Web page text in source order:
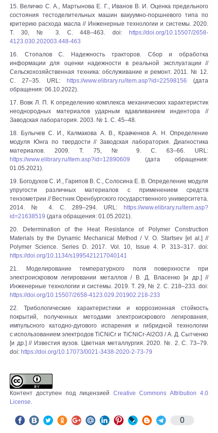
15. Величко С. А., Мартынова Е. Г., Иванов В. И. Оценка предельного
состояния тестоделительных машин вакуумно-поршневого типа по
критерию расхода масла // Инженерные технологии и системы. 2020.
Т. 30, № 3. С. 448–463. doi:
https://doi.org/10.15507/2658-
4123.030.202003.448-463
16. Стопалов С. Надежность тракторов. Сбор и обработка
информации для оценки надежности в реальной эксплуатации //
Сельскохозяйственная техника: обслуживание и ремонт. 2011. № 12.
С. 27–35. URL:
https://www.elibrary.ru/item.asp?id=22598156 (дата
обращения: 06.10.2022).
17. Вовк Л. П. К определению комплекса механических характеристик
неоднородных материалов ударным вдавливанием индентора //
Заводская лаборатория. 2003. № 1. С. 45–48.
18. Булычев С. И., Калмакова А. В., Кравченков А. Н. Определение
модуля Юнга по твердости // Заводская лаборатория. Диагностика
материалов. 2009. Т. 75, № 9. С. 63–66. URL:
https://www.elibrary.ru/item.asp?id=12890609 (дата обращения:
01.05.2021).
19. Богодухов С. И., Гарипов В. С., Солосина Е. В. Определение модуля
упругости различных материалов с применением средств
тензометрии // Вестник Оренбургского государственного университета.
2014. № 4. С. 289–294. URL:
https://www.elibrary.ru/item.asp?
id=21638519 (дата обращения: 01.05.2021).
20. Determination of the Heat Resistance of Polymer Construction
Materials by the Dynamic Mechanical Method / V. O. Startsev [et al.] //
Polymer Science. Series D. 2017. Vol. 10, Issue 4. P. 313–317. doi:
https://doi.org/10.1134/s1995421217040141
21. Моделирование температурного поля поверхности при
электроискровом легировании металлов / В. Д. Власенко [и др.] //
Инженерные технологии и системы. 2019. Т. 29, № 2. С. 218–233. doi:
https://doi.org/10.15507/2658-4123.029.201902.218-233
22. Трибологические характеристики и коррозионная стойкость
покрытий, полученных методами электроискрового легирования,
импульсного катодно-дугового испарения и гибридной технологии
с использованием электродов TiCNiCr и TiCNiCr-Al2O3 / А. Д. Сытченко
[и др.] // Известия вузов. Цветная металлургия. 2020. №. 2. С. 73–79.
doi: https://doi.org/10.17073/0021-3438-2020-2-73-79
Контент доступен под лицензией Creative Commons Attribution 4.0
License.
0